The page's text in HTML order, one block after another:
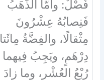
فَصْلٌ: وأمَّا الذَّهَبُ
فَنِصابُهُ عِشْرُونَ
مِثْقالًا، والفِضَّةُ مِائَتا
دِرْهَمٍ، ويَجِبُ فِيهما
رُبْعُ العُشْرِ، وما زادَ